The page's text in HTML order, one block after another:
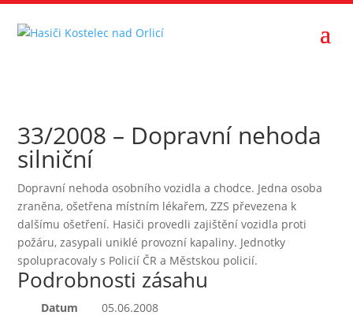
33/2008 – Dopravní nehoda
silniční
Dopravní nehoda osobního vozidla a chodce. Jedna osoba
zraněna, ošetřena místním lékařem, ZZS převezena k
dalšímu ošetření. Hasiči provedli zajištění vozidla proti
požáru, zasypali uniklé provozní kapaliny. Jednotky
spolupracovaly s Policií ČR a Městskou policií.
Podrobnosti zásahu
Datum
05.06.2008